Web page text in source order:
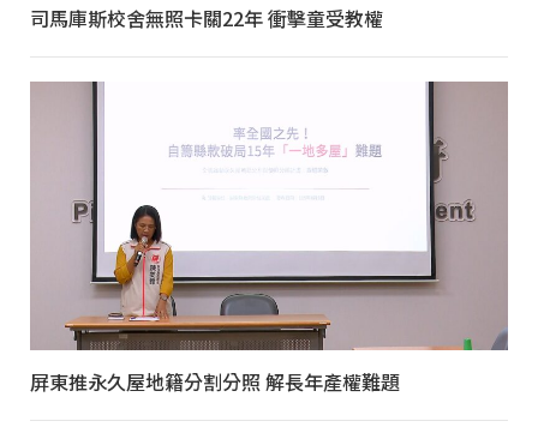
司馬庫斯校舍無照卡關22年 衝擊童受教權
屏東推永久屋地籍分割分照 解長年產權難題